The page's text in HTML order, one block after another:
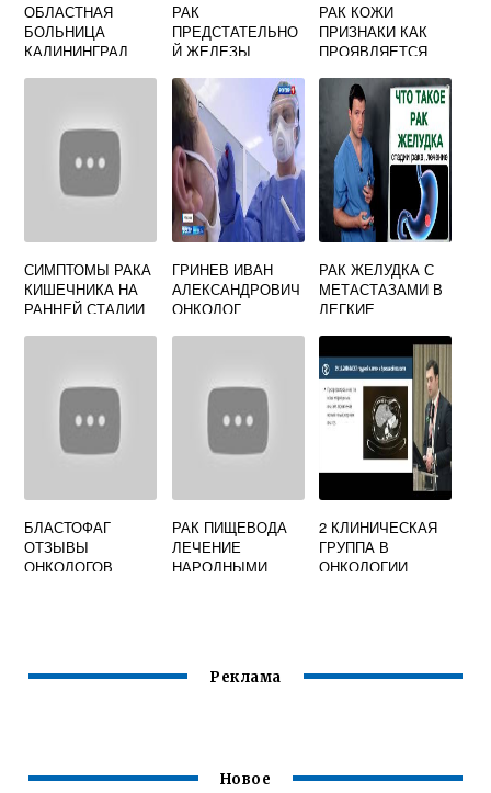
ОБЛАСТНАЯ
БОЛЬНИЦА
КАЛИНИНГРАД
РАК
ПРЕДСТАТЕЛЬНО
Й ЖЕЛЕЗЫ
ПРОГНОЗ
РАК КОЖИ
ПРИЗНАКИ КАК
ПРОЯВЛЯЕТСЯ
СИМПТОМЫ РАКА
КИШЕЧНИКА НА
РАННЕЙ СТАДИИ
ГРИНЕВ ИВАН
АЛЕКСАНДРОВИЧ
ОНКОЛОГ
РАК ЖЕЛУДКА С
МЕТАСТАЗАМИ В
ЛЕГКИЕ
БЛАСТОФАГ
ОТЗЫВЫ
ОНКОЛОГОВ
РАК ПИЩЕВОДА
ЛЕЧЕНИЕ
НАРОДНЫМИ
2 КЛИНИЧЕСКАЯ
ГРУППА В
ОНКОЛОГИИ
Реклама
Новое